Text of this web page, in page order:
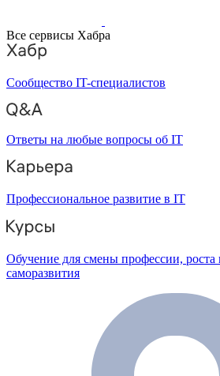
Все сервисы Хабра
Сообщество IT-специалистов
Ответы на любые вопросы об IT
Профессиональное развитие в IT
Обучение для смены профессии, роста
саморазвития